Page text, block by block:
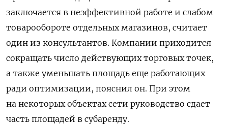
заключается в неэффективной работе и слабом
товарообороте отдельных магазинов, считает
один из консультантов. Компании приходится
сокращать число действующих торговых точек,
а также уменьшать площадь еще работающих
ради оптимизации, пояснил он. При этом
на некоторых объектах сети руководство сдает
часть площадей в субаренду.